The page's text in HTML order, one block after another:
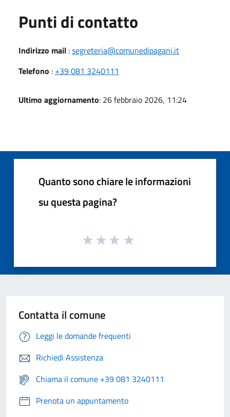
Punti di contatto
Indirizzo mail :segreteria@comunedipagani.it
Telefono : +39 081 3240111
Ultimo aggiornamento: 26 febbraio 2026, 11:24
Quanto sono chiare le informazioni
su questa pagina?
Contatta il comune
Leggi le domande frequenti
Richiedi Assistenza
Chiama il comune +39 081 3240111
Prenota un appuntamento